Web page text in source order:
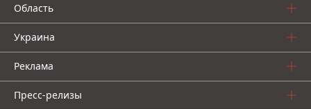
Область
Украина
Реклама
Пресс-релизы